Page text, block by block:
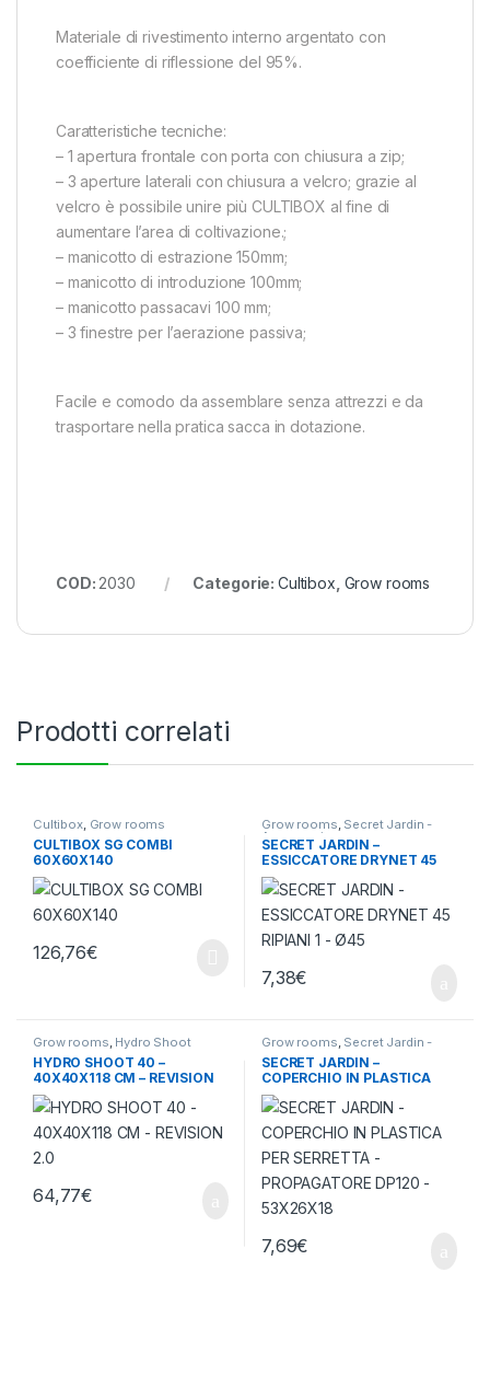
Materiale di rivestimento interno argentato con
coefficiente di riflessione del 95%.
Caratteristiche tecniche:
– 1 apertura frontale con porta con chiusura a zip;
– 3 aperture laterali con chiusura a velcro; grazie al
velcro è possibile unire più CULTIBOX al fine di
aumentare l’area di coltivazione.;
– manicotto di estrazione 150mm;
– manicotto di introduzione 100mm;
– manicotto passacavi 100 mm;
– 3 finestre per l’aerazione passiva;
Facile e comodo da assemblare senza attrezzi e da
trasportare nella pratica sacca in dotazione.
COD: 2030 Categorie: Cultibox Grow rooms
Prodotti correlati
Cultibox, Grow rooms
CULTIBOX SG COMBI
60X60X140
126,76€
Grow rooms, Secret Jardin -
Accessori
SECRET JARDIN –
ESSICCATORE DRYNET 45
RIPIANI 1 – Ø45
7,38€
Grow rooms, Hydro Shoot
HYDRO SHOOT 40 –
40X40X118 CM – REVISION
2.0
64,77€
Grow rooms, Secret Jardin -
Accessori
SECRET JARDIN –
COPERCHIO IN PLASTICA
PER SERRETTA –
PROPAGATORE DP120 –
53X26X18
7,69€